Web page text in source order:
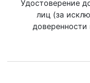
Удостоверение
лиц (за
доверенности